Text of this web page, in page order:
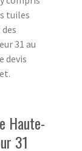
tuiles
31 au
devis
Haute-
31